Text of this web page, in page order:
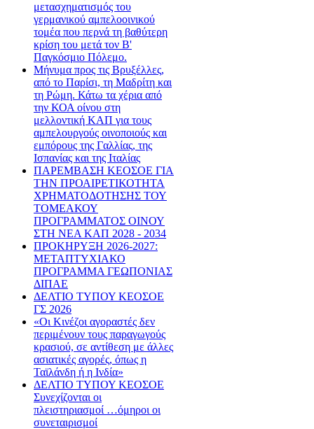
μετασχηματισμός του
γερμανικού αμπελοοινικού
τομέα που περνά τη βαθύτερη
κρίση του μετά τον Β'
Παγκόσμιο Πόλεμο.
Μήνυμα προς τις Βρυξέλλες,
από το Παρίσι, τη Μαδρίτη και
τη Ρώμη. Κάτω τα χέρια από
την ΚΟΑ οίνου στη
μελλοντική ΚΑΠ για τους
αμπελουργούς οινοποιούς και
εμπόρους της Γαλλίας, της
Ισπανίας και της Ιταλίας
ΠΑΡΕΜΒΑΣΗ ΚΕΟΣΟΕ ΓΙΑ
ΤΗΝ ΠΡΟΑΙΡΕΤΙΚΟΤΗΤΑ
ΧΡΗΜΑΤΟΔΟΤΗΣΗΣ ΤΟΥ
ΤΟΜΕΑΚΟΥ
ΠΡΟΓΡΑΜΜΑΤΟΣ ΟΙΝΟΥ
ΣΤΗ ΝΕΑ ΚΑΠ 2028 - 2034
ΠΡΟΚΗΡΥΞΗ 2026-2027:
ΜΕΤΑΠΤΥΧΙΑΚΟ
ΠΡΟΓΡΑΜΜΑ ΓΕΩΠΟΝΙΑΣ
ΔΙΠΑΕ
ΔΕΛΤΙΟ ΤΥΠΟΥ ΚΕΟΣΟΕ
ΓΣ 2026
«Οι Κινέζοι αγοραστές δεν
περιμένουν τους παραγωγούς
κρασιού, σε αντίθεση με άλλες
ασιατικές αγορές, όπως η
Ταϊλάνδη ή η Ινδία»
ΔΕΛΤΙΟ ΤΥΠΟΥ ΚΕΟΣΟΕ
Συνεχίζονται οι
πλειστηριασμοί …όμηροι οι
συνεταιρισμοί